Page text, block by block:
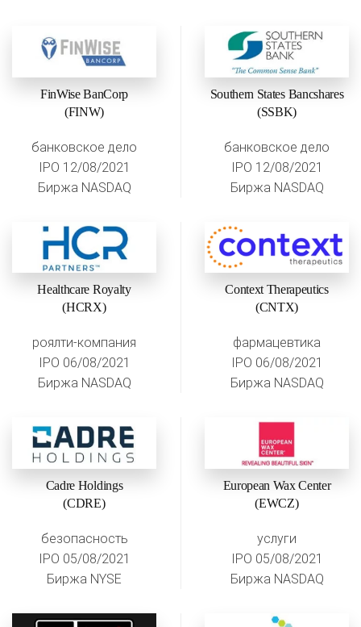
FinWise BanCorp
(FINW)
банковское дело
IPO 12/08/2021
Биржа NASDAQ
Southern States Bancshares
(SSBK)
банковское дело
IPO 12/08/2021
Биржа NASDAQ
Healthcare Royalty
(HCRX)
роялти-компания
IPO 06/08/2021
Биржа NASDAQ
Context Therapeutics
(CNTX)
фармацевтика
IPO 06/08/2021
Биржа NASDAQ
Cadre Holdings
(CDRE)
безопасность
IPO 05/08/2021
Биржа NYSE
European Wax Center
(EWCZ)
услуги
IPO 05/08/2021
Биржа NASDAQ